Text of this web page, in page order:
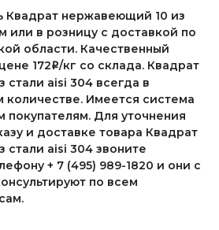
Квадрат нержавеющий 10 из
или в розницу с доставкой по
области. Качественный
172i/кг со склада. Квадрат
aisi 304 всегда в
Имеется система
покупателям. Для уточнения
и доставке товара Квадрат
aisi 304 звоните
+ 7 (495) 989-1820 и они с
по всем